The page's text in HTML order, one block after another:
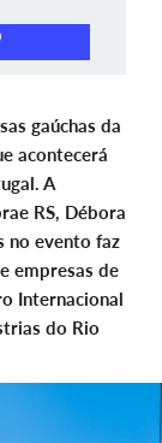
gaúchas da
acontecerá
A
RS, Débora
no evento faz
empresas de
Internacional
do Rio